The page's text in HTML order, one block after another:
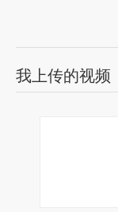
我上传的视频